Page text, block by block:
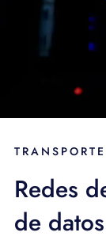
Energía
BLOG
APOYO
Redes
de